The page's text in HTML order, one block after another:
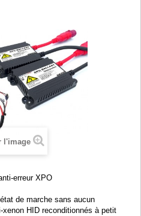
l'image
erreur XPO
de marche sans aucun
HID reconditionnés à petit